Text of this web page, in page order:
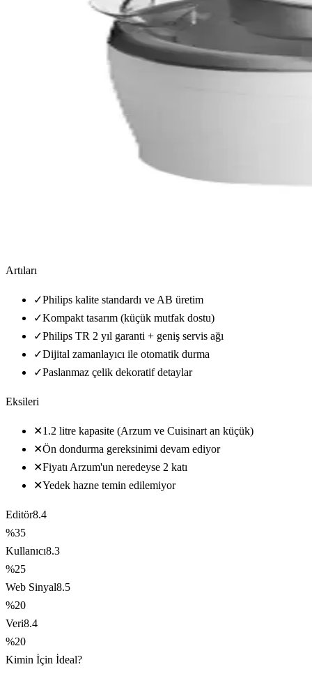
Artıları
✓Philips kalite standardı ve AB üretim
✓Kompakt tasarım (küçük mutfak dostu)
✓Philips TR 2 yıl garanti + geniş servis ağı
✓Dijital zamanlayıcı ile otomatik durma
✓Paslanmaz çelik dekoratif detaylar
Eksileri
✕1.2 litre kapasite (Arzum ve Cuisinart an küçük)
✕Ön dondurma gereksinimi devam ediyor
✕Fiyatı Arzum'un neredeyse 2 katı
✕Yedek hazne temin edilemiyor
Editör8.4
%35
Kullanıcı8.3
%25
Web Sinyal8.5
%20
Veri8.4
%20
Kimin İçin İdeal?